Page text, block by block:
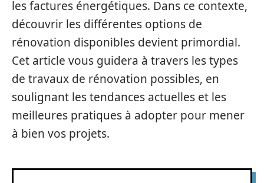
les factures énergétiques. Dans ce contexte,
découvrir les différentes options de
rénovation disponibles devient primordial.
Cet article vous guidera à travers les types
de travaux de rénovation possibles, en
soulignant les tendances actuelles et les
meilleures pratiques à adopter pour mener
à bien vos projets.